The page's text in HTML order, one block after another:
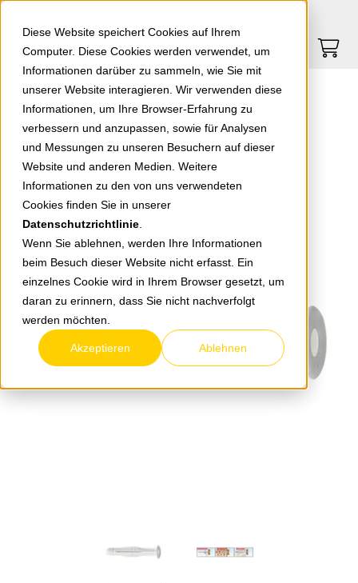
Diese Website speichert Cookies auf Ihrem
Computer. Diese Cookies werden verwendet, um
Informationen darüber zu sammeln, wie Sie mit
unserer Website interagieren. Wir verwenden diese
Informationen, um Ihre Browser-Erfahrung zu
verbessern und anzupassen, sowie für Analysen
und Messungen zu unseren Besuchern auf dieser
Website und anderen Medien. Weitere
Informationen zu den von uns verwendeten
Cookies finden Sie in unserer
Datenschutzrichtlinie
Wenn Sie ablehnen, werden Ihre Informationen
beim Besuch dieser Website nicht erfasst. Ein
einzelnes Cookie wird in Ihrem Browser gesetzt, um
daran zu erinnern, dass Sie nicht nachverfolgt
werden möchten.
Akzeptieren Ablehnen
Springe zu Hauptinhalt Springe zum Footer
0
Tox Allzweckdübel TRIKA 5/31
zurück zur Übersicht